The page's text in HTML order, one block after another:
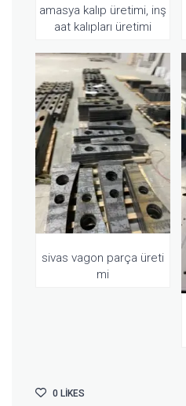
amasya kalıp üretimi, inş
aat kalıpları üretimi
sivas vagon parça üreti
mi
0 LIKES